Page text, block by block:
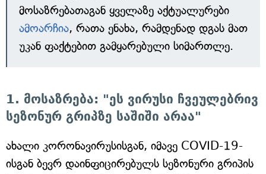
მოსაზრებათაგან ყველაზე აქტუალურები
ამოარჩია, რათა ენახა, რამდენად დგას მათ
უკან ფაქტებით გამყარებული სიმართლე.
1. მოსაზრება: "ეს ვირუსი ჩვეულებრივ
სეზონურ გრიპზე საშიში არაა"
ახალი კორონავირუსისგან, იმავე COVID-19-
ისგან ბევრ დაინფიცირებულს სეზონური გრიპის